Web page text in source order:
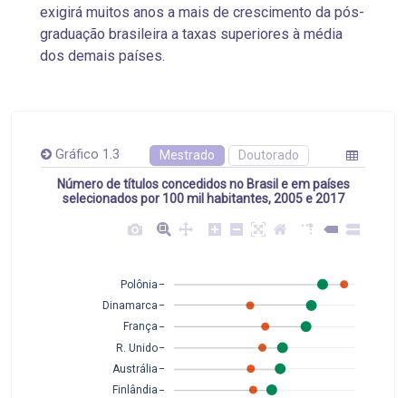
exigirá muitos anos a mais de crescimento da pós-
graduação brasileira a taxas superiores à média
dos demais países.
Gráfico 1.3 Mestrado Doutorado
Número de títulos concedidos no Brasil e em países
selecionados por 100 mil habitantes, 2005 e 2017
Finlândia
Austrália
R. Unido
França
Dinamarca
Polônia